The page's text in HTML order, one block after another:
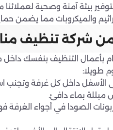
بيئة آمنة وصحية
والميكروبات مما يضمن حماية
شركة تنظيف
بأعمال التنظيف بنفسك
طويلًا:
إلى الأسفل داخل كل غرفة
مبللة بماء دافئ.
الصودا في أجواء الغرفة